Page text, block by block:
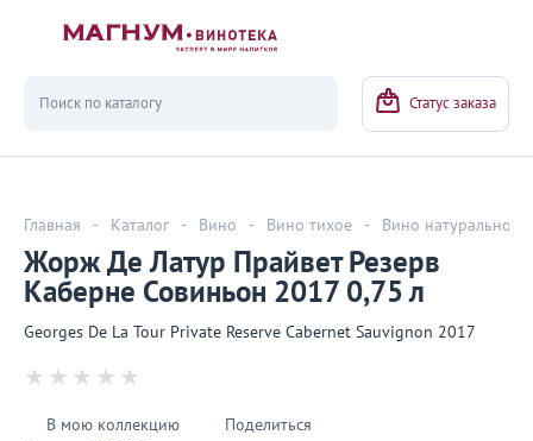
Статус заказа
Главная - Каталог - Вино - Вино тихое - Вино натуральное
Жорж Де Латур Прайвет Резерв
Каберне Совиньон 2017 0,75 л
Georges De La Tour Private Reserve Cabernet Sauvignon 2017
В мою коллекцию
Поделиться